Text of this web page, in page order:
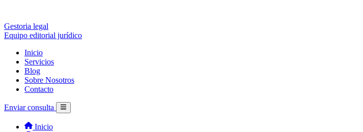
Gestoria legal
Equipo editorial jurídico
Inicio
Servicios
Blog
Sobre Nosotros
Contacto
Enviar consulta
Inicio